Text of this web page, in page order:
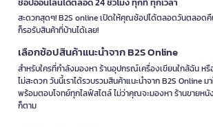
สะดวกสุดๆ! B2S online เปิดให้คุณช้อปได้ตลอดวันตลอดคื
ก็รอรับสินค้าที่บ้านได้เลย!
เลือกช้อปสินค้าแนะนำจาก B2S Online
สำหรับใครที่กำลังมองหา ร้านอุปกรณ์เครื่องเขียนใกล้ฉัน หรื
ไม่สะดวก วันนี้เราได้รวบรวมสินค้าแนะนำจาก B2S Online
พร้อมตอบโจทย์ทุกไลฟ์สไตล์ ไม่ว่าคุณจะมองหา ร้านขายห
ก็ตาม